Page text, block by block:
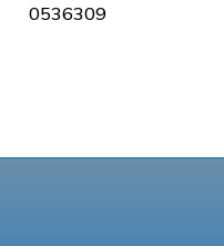
0536309